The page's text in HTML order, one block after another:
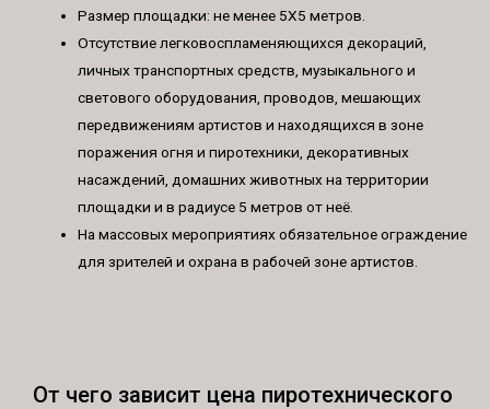
Размер площадки: не менее 5Х5 метров.
Отсутствие легковоспламеняющихся декораций,
личных транспортных средств, музыкального и
светового оборудования, проводов, мешающих
передвижениям артистов и находящихся в зоне
поражения огня и пиротехники, декоративных
насаждений, домашних животных на территории
площадки и в радиусе 5 метров от неё.
На массовых мероприятиях обязательное ограждение
для зрителей и охрана в рабочей зоне артистов.
От чего зависит цена пиротехнического